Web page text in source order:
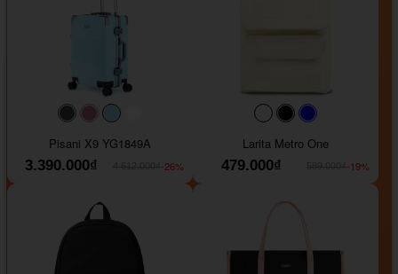
#40454a#b76e79
Pisani X9 YG1849A
3.390.000₫
-26%
#faf0e6#000000
Larita Metro One
479.000₫
-19%